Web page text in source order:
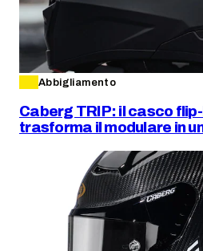
Abbigliamento
Caberg TRIP: il casco
trasforma il modulare in